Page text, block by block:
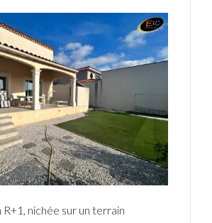
nichée sur un terrain